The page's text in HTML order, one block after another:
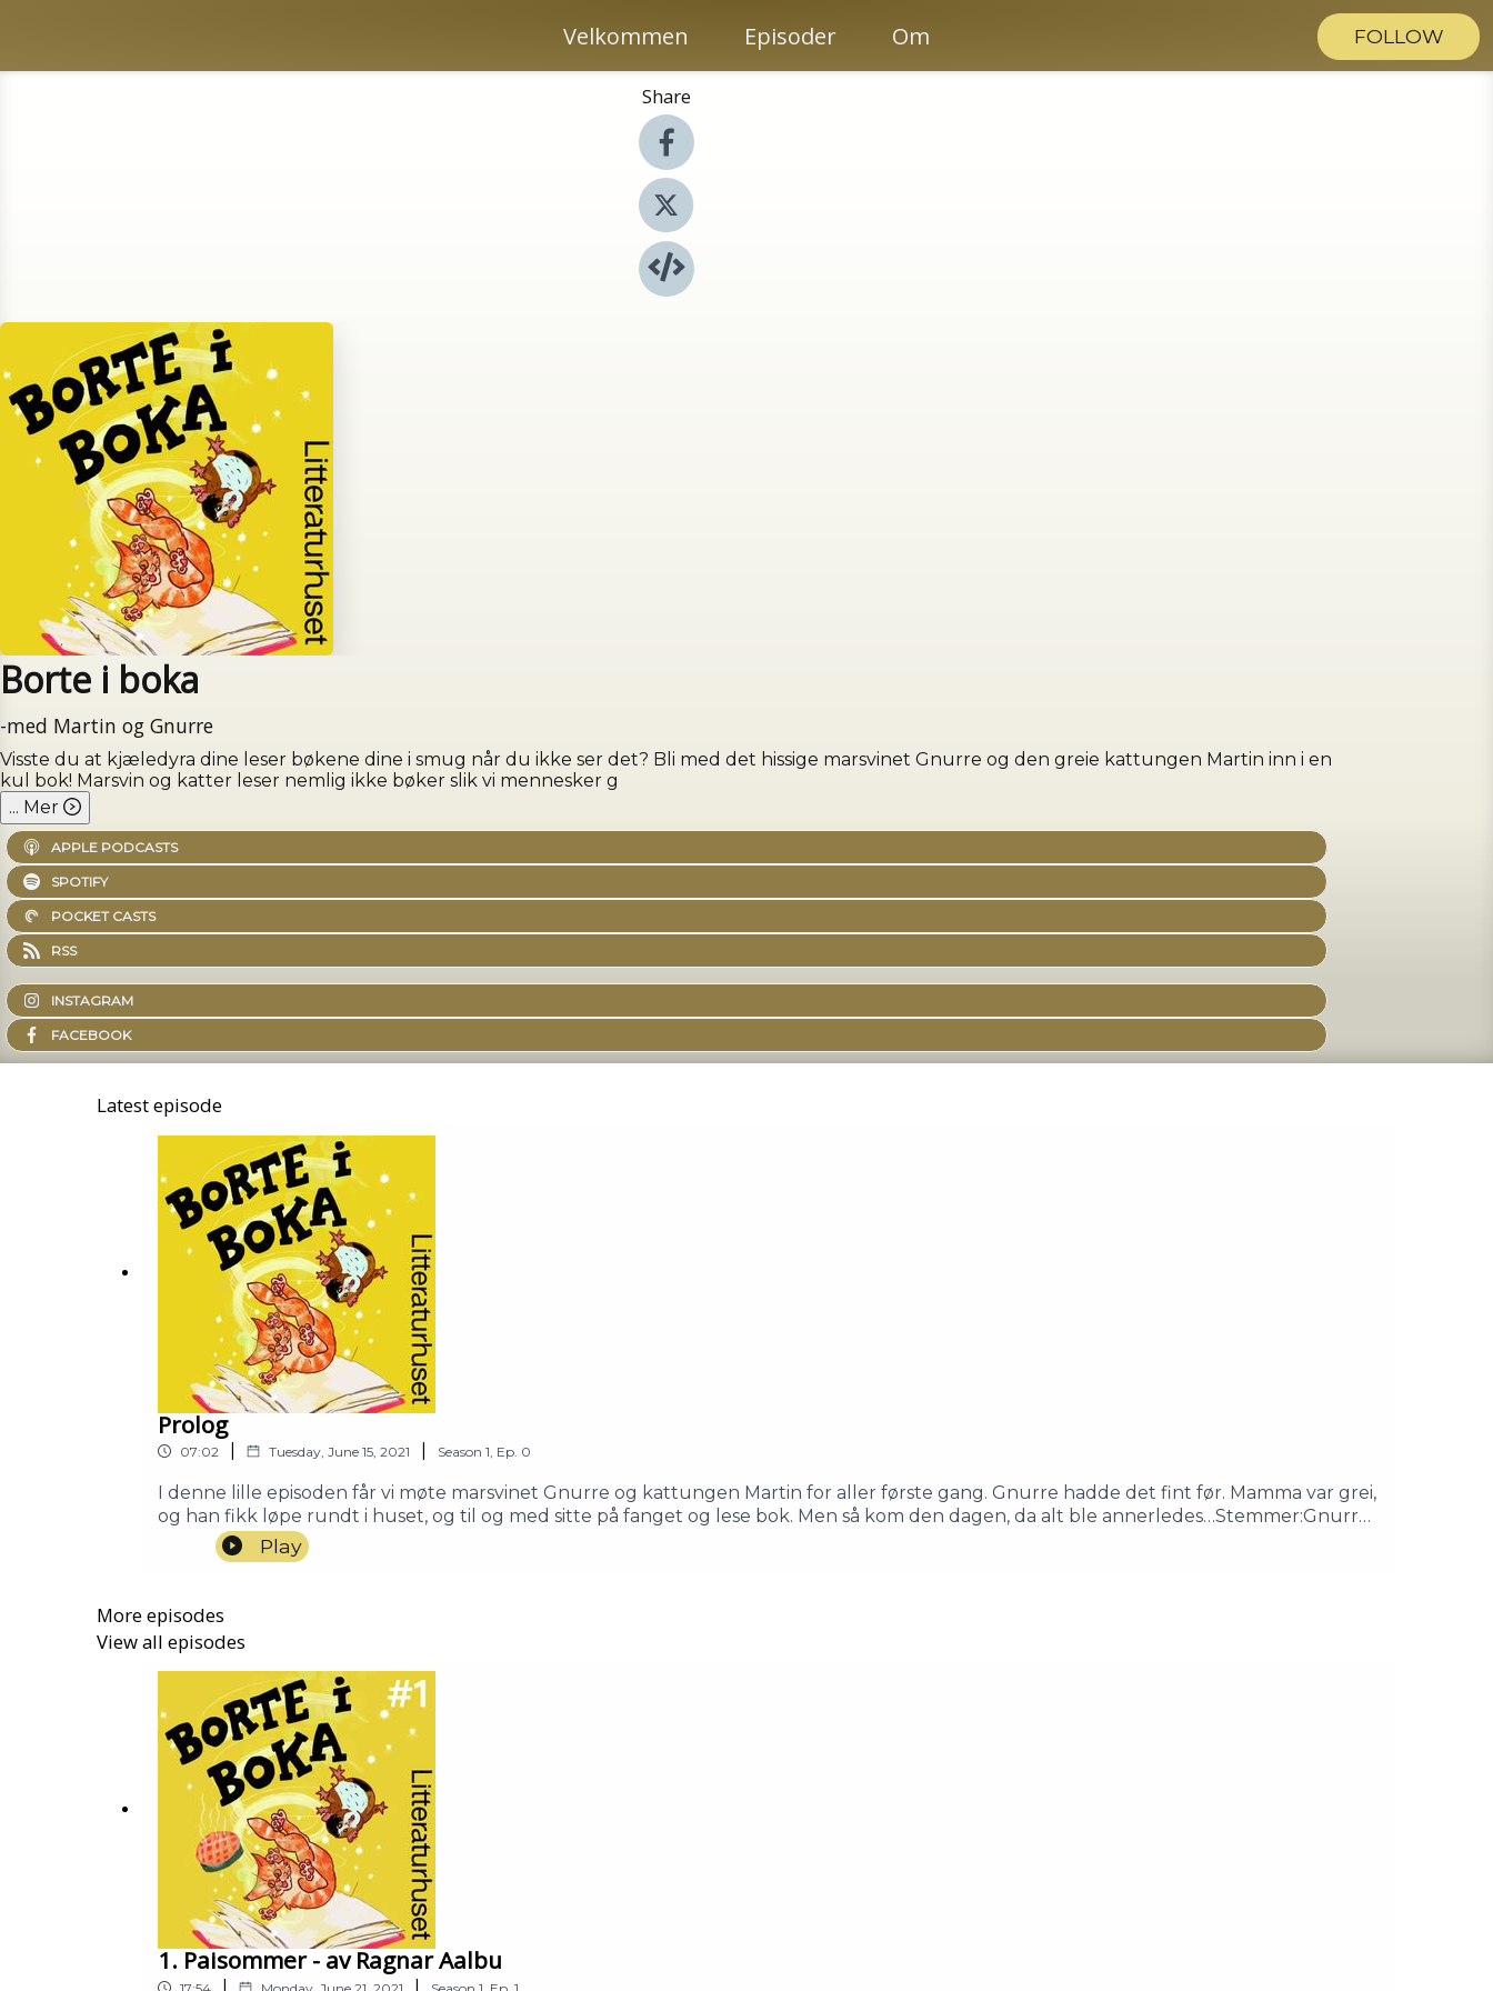
Velkommen Episoder Om FOLLOW
Share
Borte i boka
-med Martin og Gnurre
Visste du at kjæledyra dine leser bøkene dine i smug når du ikke ser det? Bli med det hissige marsvinet Gnurre og den greie kattungen Martin inn i en
kul bok! Marsvin og katter leser nemlig ikke bøker slik vi mennesker g
... Mer
APPLE PODCASTS
SPOTIFY
POCKET CASTS
RSS
INSTAGRAM
FACEBOOK
Latest episode
Prolog
07:02 Tuesday, June 15, 2021 Season 1 Ep. 0
I denne lille episoden får vi møte marsvinet Gnurre og kattungen Martin for aller første gang. Gnurre hadde det fint før. Mamma var grei,
og han fikk løpe rundt i huset, og til og med sitte på fanget og lese bok. Men så kom den dagen, da alt ble annerledes…Stemmer:Gnurre:
Petter WintherMartin: Mari Hauge EinbuMamma: Camilla KuhnManus, musikk og regi: LitteraturhusetProdusert av Litteraturhuset og
Fremantle.
Play
More episodes
View all episodes
1. Paisommer - av Ragnar Aalbu